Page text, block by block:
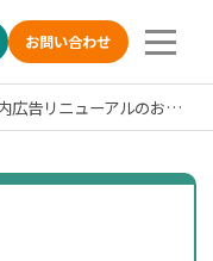
お問い合わせ
告リニューアルのお知らせ
化の採用管理シス